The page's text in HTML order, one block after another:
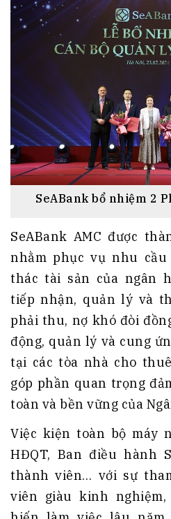
SeABank bổ nhiệm 2
SeABank AMC được
nhằm phục vụ nhu
thác tài sản của ngân
tiếp nhận, quản lý và
phải thu, nợ khó đòi
động, quản lý và cung
tại các tòa nhà cho
góp phần quan trọng
toàn và bền vững của
Việc kiện toàn bộ máy
HĐQT, Ban điều hành
thành viên… với sự
viên giàu kinh